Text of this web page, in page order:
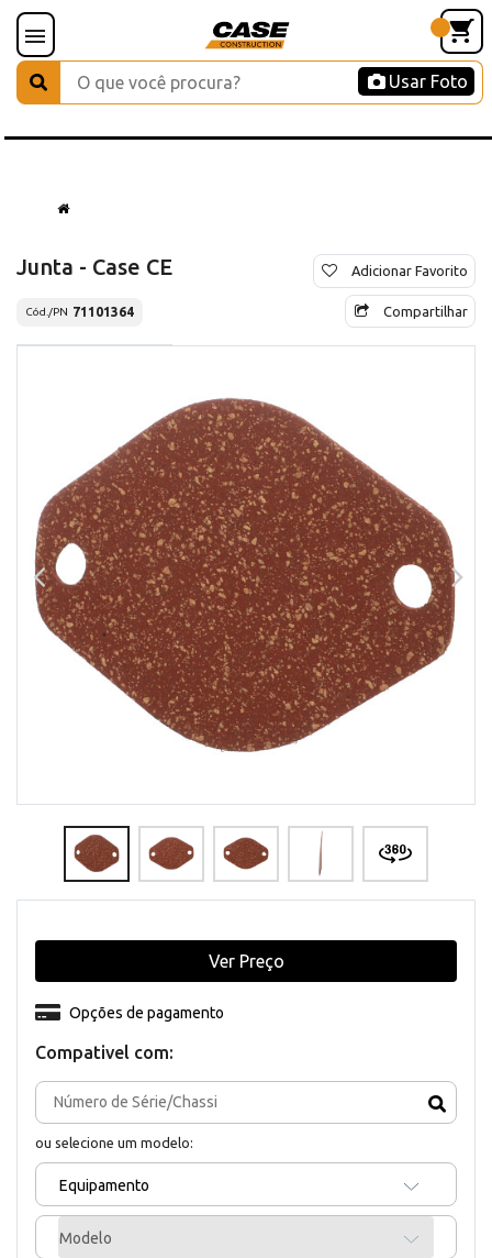
Usar Foto
Junta - Case CE
Cód./PN 71101364
Adicionar Favorito
Compartilhar
Compativel com:
ou selecione um modelo:
Equipamento
Modelo
Opções de pagamento
Ver Preço